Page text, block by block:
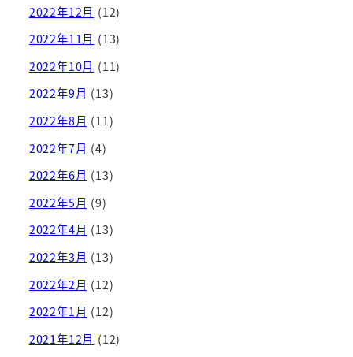
2022年12月 (12)
2022年11月 (13)
2022年10月 (11)
2022年9月 (13)
2022年8月 (11)
2022年7月 (4)
2022年6月 (13)
2022年5月 (9)
2022年4月 (13)
2022年3月 (13)
2022年2月 (12)
2022年1月 (12)
2021年12月 (12)